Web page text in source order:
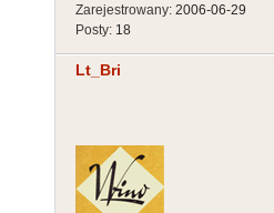
Zarejestrowany: 2006-06-29
Posty: 18
Lt_Bri